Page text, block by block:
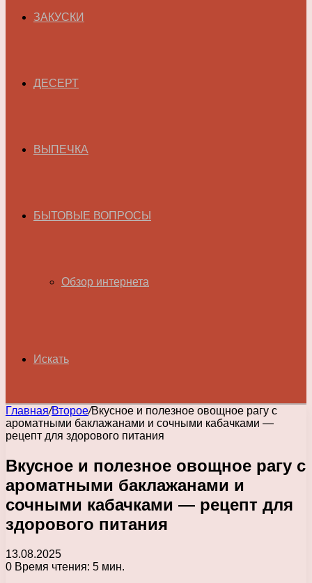
ЗАКУСКИ
ДЕСЕРТ
ВЫПЕЧКА
БЫТОВЫЕ ВОПРОСЫ
Обзор интернета
Искать
Главная/Второе/Вкусное и полезное овощное рагу с
ароматными баклажанами и сочными кабачками —
рецепт для здорового питания
Вкусное и полезное овощное рагу с
ароматными баклажанами и
сочными кабачками — рецепт для
здорового питания
13.08.2025
0 Время чтения: 5 мин.